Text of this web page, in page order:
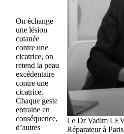
Le Dr Vadim
Réparateur à
On échange
une lésion
cutanée
contre une
cicatrice, on
retend la peau
excédentaire
contre une
cicatrice.
Chaque geste
entraine en
conséquence,
d’autres